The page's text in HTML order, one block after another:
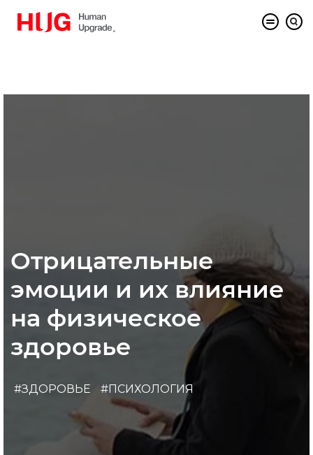
Отрицательные
эмоции и их влияние
на физическое
здоровье
#ЗДОРОВЬЕ #ПСИХОЛОГИЯ